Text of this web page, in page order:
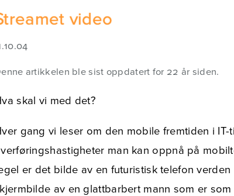
video
artikkelen ble sist oppdatert for 22 år siden.
skal vi med det?
gang vi leser om den mobile fremtiden i
man kan oppnå på
er det bilde av en futuristisk telefon
av en glattbarbert mann som er